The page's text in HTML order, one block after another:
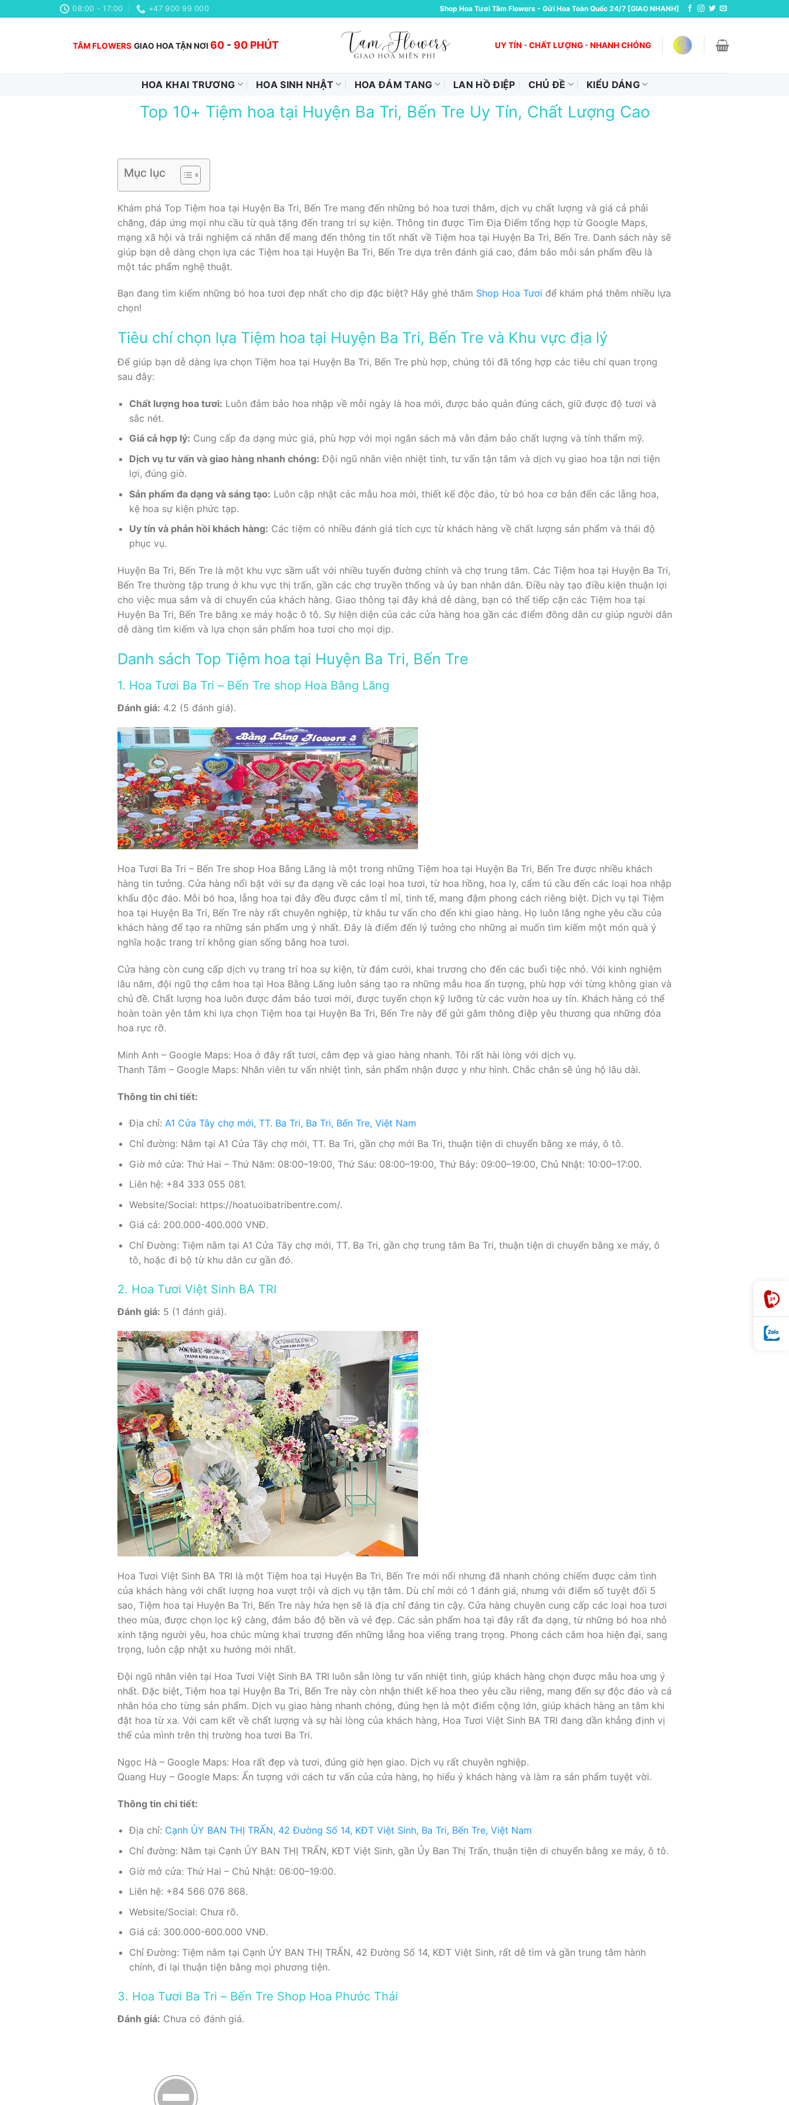
đến
08:00 - 17:00 +47 900 99 000 Shop Hoa Tươi Tâm Flowers - Gửi Hoa Toàn Quốc 24/7 [GIAO NHANH]
TÂM FLOWERS GIAO HOA TẬN NƠI 60 - 90 PHÚT UY TÍN -CHẤT LƯỢNG -NHANH CHÓNG
HOA KHAI TRƯƠNG HOA SINH NHẬT HOA ĐÁM TANG LAN HỒ ĐIỆP CHỦ ĐỀ KIỂU DÁNG
Top 10+ Tiệm hoa tại Huyện Ba Tri, Bến Tre Uy Tín, Chất Lượng Cao
Mục lục
Khám phá Top Tiệm hoa tại Huyện Ba Tri, Bến Tre mang đến những bó hoa tươi thắm, dịch vụ chất lượng và giá cả phải
chăng, đáp ứng mọi nhu cầu từ quà tặng đến trang trí sự kiện. Thông tin được Tìm Địa Điểm tổng hợp từ Google Maps,
mạng xã hội và trải nghiệm cá nhân để mang đến thông tin tốt nhất về Tiệm hoa tại Huyện Ba Tri, Bến Tre. Danh sách này sẽ
giúp bạn dễ dàng chọn lựa các Tiệm hoa tại Huyện Ba Tri, Bến Tre dựa trên đánh giá cao, đảm bảo mỗi sản phẩm đều là
một tác phẩm nghệ thuật.
Bạn đang tìm kiếm những bó hoa tươi đẹp nhất cho dịp đặc biệt? Hãy ghé thăm Shop Hoa Tươi để khám phá thêm nhiều lựa
chọn!
Tiêu chí chọn lựa Tiệm hoa tại Huyện Ba Tri, Bến Tre và Khu vực địa lý
Để giúp bạn dễ dàng lựa chọn Tiệm hoa tại Huyện Ba Tri, Bến Tre phù hợp, chúng tôi đã tổng hợp các tiêu chí quan trọng
sau đây:
Chất lượng hoa tươi: Luôn đảm bảo hoa nhập về mỗi ngày là hoa mới, được bảo quản đúng cách, giữ được độ tươi và
sắc nét.
Giá cả hợp lý: Cung cấp đa dạng mức giá, phù hợp với mọi ngân sách mà vẫn đảm bảo chất lượng và tính thẩm mỹ.
Dịch vụ tư vấn và giao hàng nhanh chóng: Đội ngũ nhân viên nhiệt tình, tư vấn tận tâm và dịch vụ giao hoa tận nơi tiện
lợi, đúng giờ.
Sản phẩm đa dạng và sáng tạo: Luôn cập nhật các mẫu hoa mới, thiết kế độc đáo, từ bó hoa cơ bản đến các lẵng hoa,
kệ hoa sự kiện phức tạp.
Uy tín và phản hồi khách hàng: Các tiệm có nhiều đánh giá tích cực từ khách hàng về chất lượng sản phẩm và thái độ
phục vụ.
Huyện Ba Tri, Bến Tre là một khu vực sầm uất với nhiều tuyến đường chính và chợ trung tâm. Các Tiệm hoa tại Huyện Ba Tri,
Bến Tre thường tập trung ở khu vực thị trấn, gần các chợ truyền thống và ủy ban nhân dân. Điều này tạo điều kiện thuận lợi
cho việc mua sắm và di chuyển của khách hàng. Giao thông tại đây khá dễ dàng, bạn có thể tiếp cận các Tiệm hoa tại
Huyện Ba Tri, Bến Tre bằng xe máy hoặc ô tô. Sự hiện diện của các cửa hàng hoa gần các điểm đông dân cư giúp người dân
dễ dàng tìm kiếm và lựa chọn sản phẩm hoa tươi cho mọi dịp.
Danh sách Top Tiệm hoa tại Huyện Ba Tri, Bến Tre
1. Hoa Tươi Ba Tri – Bến Tre shop Hoa Bằng Lăng
Đánh giá: 4.2 (5 đánh giá).
Hoa Tươi Ba Tri – Bến Tre shop Hoa Bằng Lăng là một trong những Tiệm hoa tại Huyện Ba Tri, Bến Tre được nhiều khách
hàng tin tưởng. Cửa hàng nổi bật với sự đa dạng về các loại hoa tươi, từ hoa hồng, hoa ly, cẩm tú cầu đến các loại hoa nhập
khẩu độc đáo. Mỗi bó hoa, lẵng hoa tại đây đều được cắm tỉ mỉ, tinh tế, mang đậm phong cách riêng biệt. Dịch vụ tại Tiệm
hoa tại Huyện Ba Tri, Bến Tre này rất chuyên nghiệp, từ khâu tư vấn cho đến khi giao hàng. Họ luôn lắng nghe yêu cầu của
khách hàng để tạo ra những sản phẩm ưng ý nhất. Đây là điểm đến lý tưởng cho những ai muốn tìm kiếm một món quà ý
nghĩa hoặc trang trí không gian sống bằng hoa tươi.
Cửa hàng còn cung cấp dịch vụ trang trí hoa sự kiện, từ đám cưới, khai trương cho đến các buổi tiệc nhỏ. Với kinh nghiệm
lâu năm, đội ngũ thợ cắm hoa tại Hoa Bằng Lăng luôn sáng tạo ra những mẫu hoa ấn tượng, phù hợp với từng không gian và
chủ đề. Chất lượng hoa luôn được đảm bảo tươi mới, được tuyển chọn kỹ lưỡng từ các vườn hoa uy tín. Khách hàng có thể
hoàn toàn yên tâm khi lựa chọn Tiệm hoa tại Huyện Ba Tri, Bến Tre này để gửi gắm thông điệp yêu thương qua những đóa
hoa rực rỡ.
Minh Anh – Google Maps: Hoa ở đây rất tươi, cắm đẹp và giao hàng nhanh. Tôi rất hài lòng với dịch vụ.
Thanh Tâm – Google Maps: Nhân viên tư vấn nhiệt tình, sản phẩm nhận được y như hình. Chắc chắn sẽ ủng hộ lâu dài.
Thông tin chi tiết:
Địa chỉ:A1 Cửa Tây chợ mới, TT. Ba Tri, Ba Tri, Bến Tre, Việt Nam
Chỉ đường: Nằm tại A1 Cửa Tây chợ mới, TT. Ba Tri, gần chợ mới Ba Tri, thuận tiện di chuyển bằng xe máy, ô tô.
Giờ mở cửa: Thứ Hai – Thứ Năm: 08:00–19:00, Thứ Sáu: 08:00–19:00, Thứ Bảy: 09:00–19:00, Chủ Nhật: 10:00–17:00.
Liên hệ: +84 333 055 081.
Website/Social: https://hoatuoibatribentre.com/.
Giá cả: 200.000-400.000 VNĐ.
Chỉ Đường: Tiệm nằm tại A1 Cửa Tây chợ mới, TT. Ba Tri, gần chợ trung tâm Ba Tri, thuận tiện di chuyển bằng xe máy, ô
tô, hoặc đi bộ từ khu dân cư gần đó.
2. Hoa Tươi Việt Sinh BA TRI
Đánh giá: 5 (1 đánh giá).
Hoa Tươi Việt Sinh BA TRI là một Tiệm hoa tại Huyện Ba Tri, Bến Tre mới nổi nhưng đã nhanh chóng chiếm được cảm tình
của khách hàng với chất lượng hoa vượt trội và dịch vụ tận tâm. Dù chỉ mới có 1 đánh giá, nhưng với điểm số tuyệt đối 5
sao, Tiệm hoa tại Huyện Ba Tri, Bến Tre này hứa hẹn sẽ là địa chỉ đáng tin cậy. Cửa hàng chuyên cung cấp các loại hoa tươi
theo mùa, được chọn lọc kỹ càng, đảm bảo độ bền và vẻ đẹp. Các sản phẩm hoa tại đây rất đa dạng, từ những bó hoa nhỏ
xinh tặng người yêu, hoa chúc mừng khai trương đến những lẵng hoa viếng trang trọng. Phong cách cắm hoa hiện đại, sang
trọng, luôn cập nhật xu hướng mới nhất.
Đội ngũ nhân viên tại Hoa Tươi Việt Sinh BA TRI luôn sẵn lòng tư vấn nhiệt tình, giúp khách hàng chọn được mẫu hoa ưng ý
nhất. Đặc biệt, Tiệm hoa tại Huyện Ba Tri, Bến Tre này còn nhận thiết kế hoa theo yêu cầu riêng, mang đến sự độc đáo và cá
nhân hóa cho từng sản phẩm. Dịch vụ giao hàng nhanh chóng, đúng hẹn là một điểm cộng lớn, giúp khách hàng an tâm khi
đặt hoa từ xa. Với cam kết về chất lượng và sự hài lòng của khách hàng, Hoa Tươi Việt Sinh BA TRI đang dần khẳng định vị
thế của mình trên thị trường hoa tươi Ba Tri.
Ngọc Hà – Google Maps: Hoa rất đẹp và tươi, đúng giờ hẹn giao. Dịch vụ rất chuyên nghiệp.
Quang Huy – Google Maps: Ấn tượng với cách tư vấn của cửa hàng, họ hiểu ý khách hàng và làm ra sản phẩm tuyệt vời.
Thông tin chi tiết:
Địa chỉ: Cạnh ỦY BAN THỊ TRẤN, 42 Đường Số 14, KĐT Việt Sinh, Ba Tri, Bến Tre, Việt Nam
Chỉ đường: Nằm tại Cạnh ỦY BAN THỊ TRẤN, KĐT Việt Sinh, gần Ủy Ban Thị Trấn, thuận tiện di chuyển bằng xe máy, ô tô.
Giờ mở cửa: Thứ Hai – Chủ Nhật: 06:00–19:00.
Liên hệ: +84 566 076 868.
Website/Social: Chưa rõ.
Giá cả: 300.000-600.000 VNĐ.
Chỉ Đường: Tiệm nằm tại Cạnh ỦY BAN THỊ TRẤN, 42 Đường Số 14, KĐT Việt Sinh, rất dễ tìm và gần trung tâm hành
chính, đi lại thuận tiện bằng mọi phương tiện.
3. Hoa Tươi Ba Tri – Bến Tre Shop Hoa Phước Thái
Đánh giá: Chưa có đánh giá.